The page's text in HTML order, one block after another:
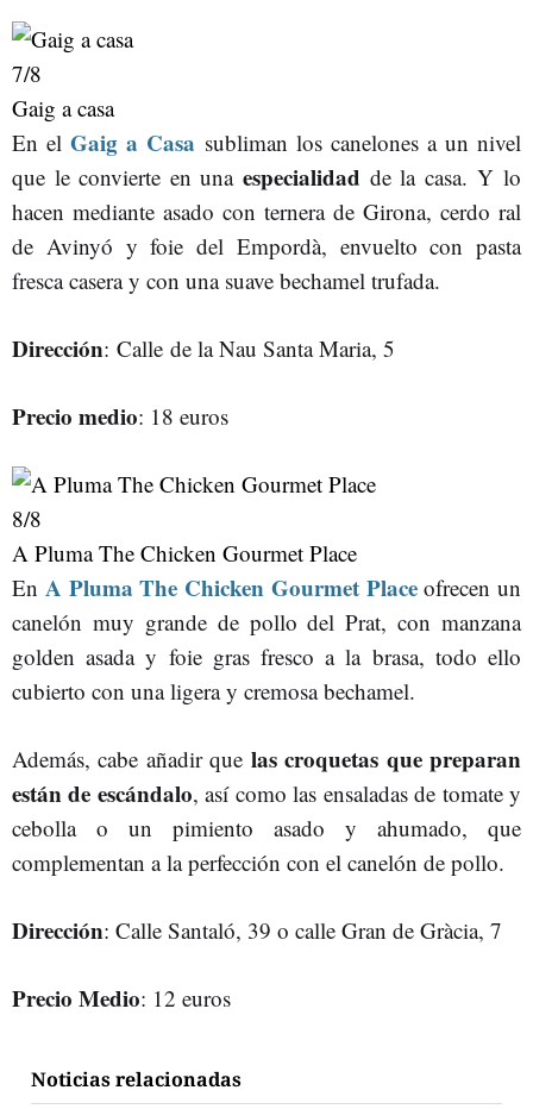
7/8
Gaig a casa
En el Gaig a Casa subliman los canelones a un nivel
que le convierte en una especialidad de la casa. Y lo
hacen mediante asado con ternera de Girona, cerdo ral
de Avinyó y foie del Empordà, envuelto con pasta
fresca casera y con una suave bechamel trufada.
Dirección: Calle de la Nau Santa Maria, 5
Precio medio: 18 euros
8/8
A Pluma The Chicken Gourmet Place
En A Pluma The Chicken Gourmet Placeofrecen un
canelón muy grande de pollo del Prat, con manzana
golden asada y foie gras fresco a la brasa, todo ello
cubierto con una ligera y cremosa bechamel.
Además, cabe añadir que las croquetas que preparan
están de escándalo, así como las ensaladas de tomate y
cebolla o un pimiento asado y ahumado, que
complementan a la perfección con el canelón de pollo.
Dirección: Calle Santaló, 39 o calle Gran de Gràcia, 7
Precio Medio: 12 euros
Noticias relacionadas